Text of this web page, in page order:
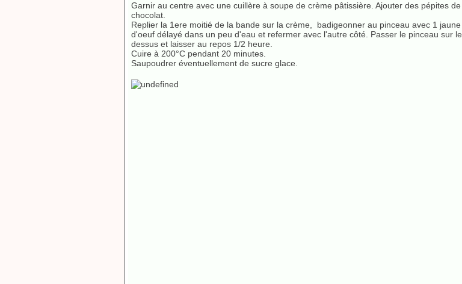
Garnir au centre avec une cuillère à soupe de crème pâtissière. Ajouter des pépites de
chocolat.
Replier la 1ere moitié de la bande sur la crème, badigeonner au pinceau avec 1 jaune
d'oeuf délayé dans un peu d'eau et refermer avec l'autre côté. Passer le pinceau sur le
dessus et laisser au repos 1/2 heure.
Cuire à 200°C pendant 20 minutes.
Saupoudrer éventuellement de sucre glace.